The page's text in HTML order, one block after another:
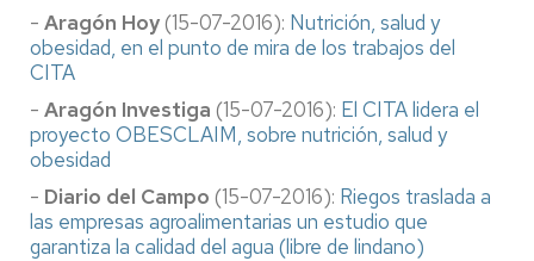
- Aragón Hoy(15-07-2016): Nutrición, salud y
obesidad, en el punto de mira de los trabajos del
CITA
- Aragón Investiga (15-07-2016): El CITA lidera el
proyecto OBESCLAIM, sobre nutrición, salud y
obesidad
- Diario del Campo (15-07-2016): Riegos traslada a
las empresas agroalimentarias un estudio que
garantiza la calidad del agua (libre de lindano)